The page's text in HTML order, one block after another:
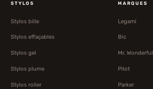
STYLOS
Stylos bille
Stylos effaçables
Stylos gel
Stylos plume
Stylos roller
MARQUES
Legami
Bic
Mr. Wonderful
Pilot
Parker